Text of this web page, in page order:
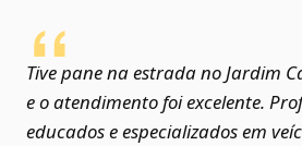
Tive pane na estrada no Jardim
e o atendimento foi excelente.
educados e especializados em